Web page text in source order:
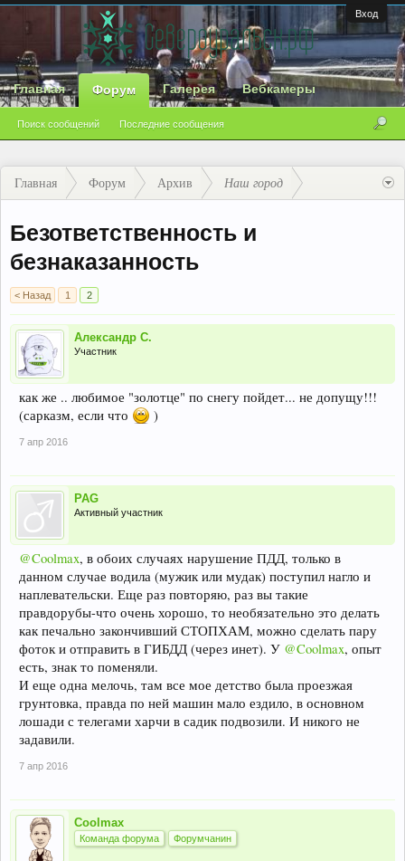
Вход
Главная Форум
Поиск сообщений Последние сообщения
Галерея Вебкамеры
Главная Форум Архив Наш город
Безответственность и
безнаказанность
< Назад 1 2
Александр С.
Участник
как же .. любимое "золотце" по снегу пойдет... не допущу!!!
(сарказм, если что
)
7 апр 2016
PAG
Активный участник
@Coolmax, в обоих случаях нарушение ПДД, только в
данном случае водила (мужик или мудак) поступил нагло и
наплевательски. Еще раз повторяю, раз вы такие
правдорубы-что очень хорошо, то необязательно это делать
как печально закончивший СТОПХАМ, можно сделать пару
фоток и отправить в ГИБДД (через инет). У @Coolmax, опыт
есть, знак то поменяли.
И еще одна мелочь, там все мое детство была проезжая
грунтовка, правда по ней машин мало ездило, в основном
лошади с телегами харчи в садик подвозили. И никого не
задавили.
7 апр 2016
Coolmax
Команда форума Форумчанин